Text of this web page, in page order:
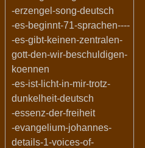
-erzengel-song-deutsch
-es-beginnt-71-sprachen----
-es-gibt-keinen-zentralen-
gott-den-wir-beschuldigen-
koennen
-es-ist-licht-in-mir-trotz-
dunkelheit-deutsch
-essenz-der-freiheit
-evangelium-johannes-
details-1-voices-of-